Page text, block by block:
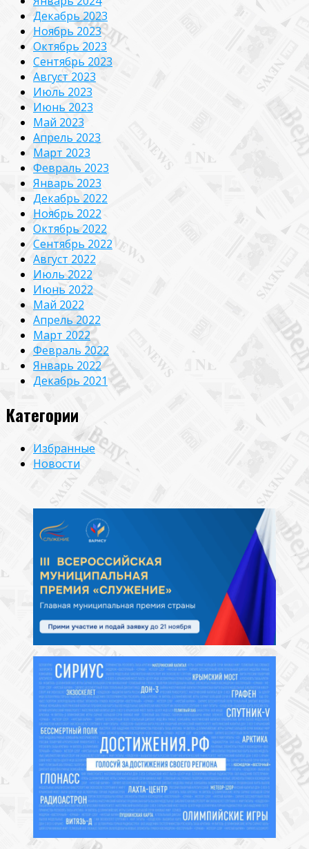
Декабрь 2023
Ноябрь 2023
Октябрь 2023
Сентябрь 2023
Август 2023
Июль 2023
Июнь 2023
Май 2023
Апрель 2023
Март 2023
Февраль 2023
Январь 2023
Декабрь 2022
Ноябрь 2022
Октябрь 2022
Сентябрь 2022
Август 2022
Июль 2022
Июнь 2022
Май 2022
Апрель 2022
Март 2022
Февраль 2022
Январь 2022
Декабрь 2021
Категории
Избранные
Новости